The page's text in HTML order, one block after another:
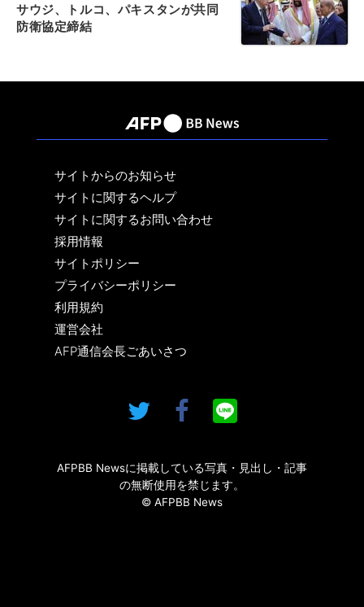
サウジ、トルコ、パキスタンが共同
防衛協定締結
サイトからのお知らせ
サイトに関するヘルプ
サイトに関するお問い合わせ
採用情報
サイトポリシー
プライバシーポリシー
利用規約
運営会社
AFP通信会長ごあいさつ
AFPBB Newsに掲載している写真・見出し・記事
の無断使用を禁じます。
© AFPBB News